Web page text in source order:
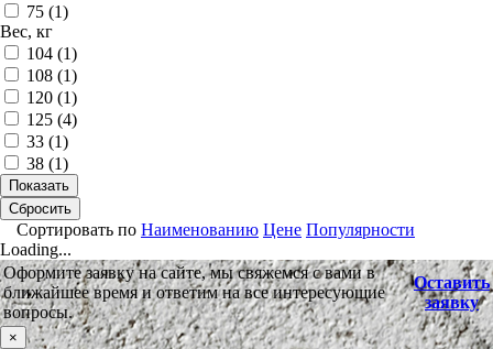
75 (1)
Вес, кг
104 (1)
108 (1)
120 (1)
125 (4)
33 (1)
38 (1)
Показать
Сбросить
Сортировать по Наименованию Цене Популярности
Loading...
Оформите заявку на сайте, мы свяжемся с вами в
ближайшее время и ответим на все интересующие
вопросы.
Оставить
заявку
×